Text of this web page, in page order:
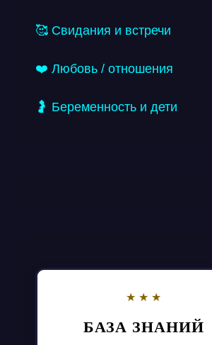
🥰 Свидания и встречи
❤️ Любовь / отношения
🤰 Беременность и дети
БАЗА ЗНАНИЙ